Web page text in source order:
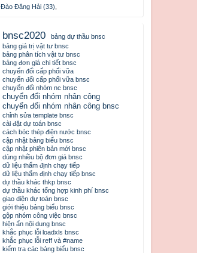
Đào Đăng Hải (33)
bnsc2020
bảng dự thầu bnsc
bảng giá trị vật tư bnsc
bảng phân tích vật tư bnsc
bảng đơn giá chi tiết bnsc
chuyển đổi cấp phối vữa
chuyển đổi cấp phối vữa bnsc
chuyển đổi nhóm nc bnsc
chuyển đổi nhóm nhân công
chuyển đổi nhóm nhân công bnsc
chỉnh sửa template bnsc
cài đặt dự toán bnsc
cách bóc thép điện nước bnsc
cập nhật bảng biểu bnsc
cập nhật phiên bản mới bnsc
dùng nhiều bộ đơn giá bnsc
dữ liệu thẩm định chạy tiếp
dữ liệu thẩm định chạy tiếp bnsc
dự thầu khác thkp bnsc
dự thầu khác tổng hợp kinh phí bnsc
giao diện dự toán bnsc
giới thiệu bảng biểu bnsc
gộp nhóm công việc bnsc
hiện ẩn nội dung bnsc
khắc phục lỗi loadxls bnsc
khắc phục lỗi reff và #name
kiểm tra các bảng biểu bnsc